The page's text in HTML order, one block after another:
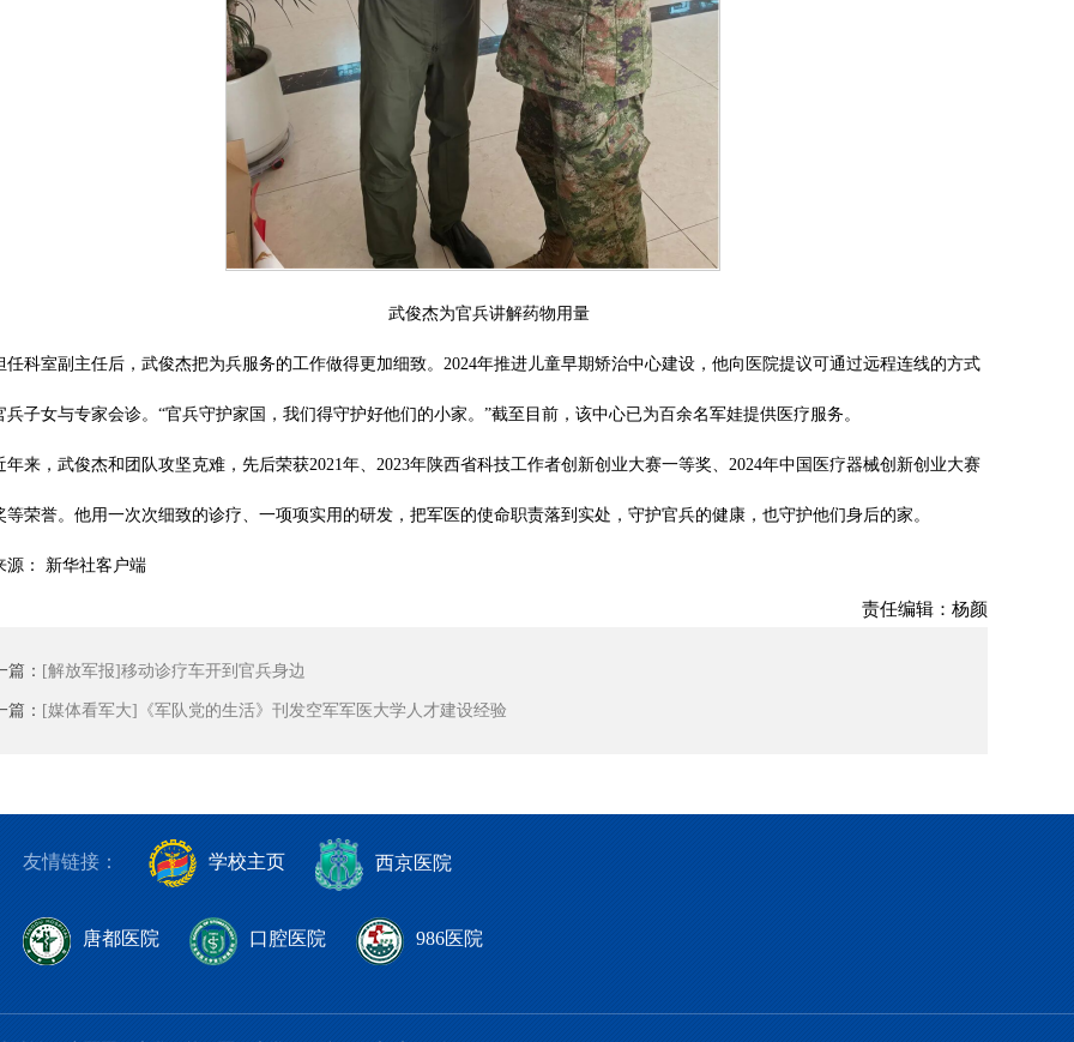
武俊杰为官兵讲解药物用量
任科室副主任后，武俊杰把为兵服务的工作做得更加细致。2024年推进儿童早期矫治中心建设，他向医院提议可通过远程连线的方式
兵子女与专家会诊。“官兵守护家国，我们得守护好他们的小家。”截至目前，该中心已为百余名军娃提供医疗服务。
年来，武俊杰和团队攻坚克难，先后荣获2021年、2023年陕西省科技工作者创新创业大赛一等奖、2024年中国医疗器械创新创业大赛
等荣誉。他用一次次细致的诊疗、一项项实用的研发，把军医的使命职责落到实处，守护官兵的健康，也守护他们身后的家。
源： 新华社客户端
责任编辑：杨颜
篇： [解放军报]移动诊疗车开到官兵身边
篇： [媒体看军大]《军队党的生活》刊发空军军医大学人才建设经验
友情链接： 学校主页 西京医院
唐都医院 口腔医院 986医院